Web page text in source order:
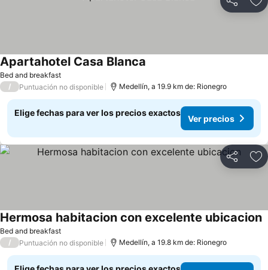
Compartir
Bed and breakfast
Apartahotel Casa Blanca
/ Puntuación no disponible Medellín, a 19.9 km de: Rionegro
Elige fechas para ver los precios exactos
Ver precios
Compartir
Bed and breakfast
Hermosa habitacion con excelente ubicacion
/ Puntuación no disponible Medellín, a 19.8 km de: Rionegro